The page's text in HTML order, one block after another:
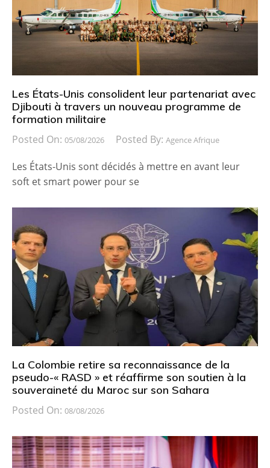
Les États-Unis consolident leur partenariat avec
Djibouti à travers un nouveau programme de
formation militaire
Posted On: 05/08/2026 Posted By: Agence Afrique
Les États-Unis sont décidés à mettre en avant leur
soft et smart power pour se
La Colombie retire sa reconnaissance de la
pseudo-« RASD » et réaffirme son soutien à la
souveraineté du Maroc sur son Sahara
Posted On: 08/08/2026